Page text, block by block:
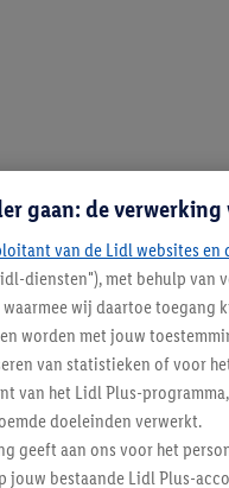
gaan: de
van de Lidl websites en
diensten"), met behulp
wij daartoe toegang
worden met jouw
van statistieken of voor
van het Lidl Plus-
doeleinden verwerkt.
geeft aan ons voor het
bestaande Lidl Plus-